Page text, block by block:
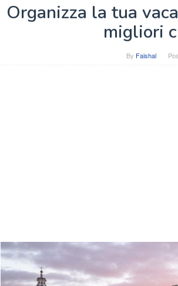
Organizza la tua
migliori
By Faishal